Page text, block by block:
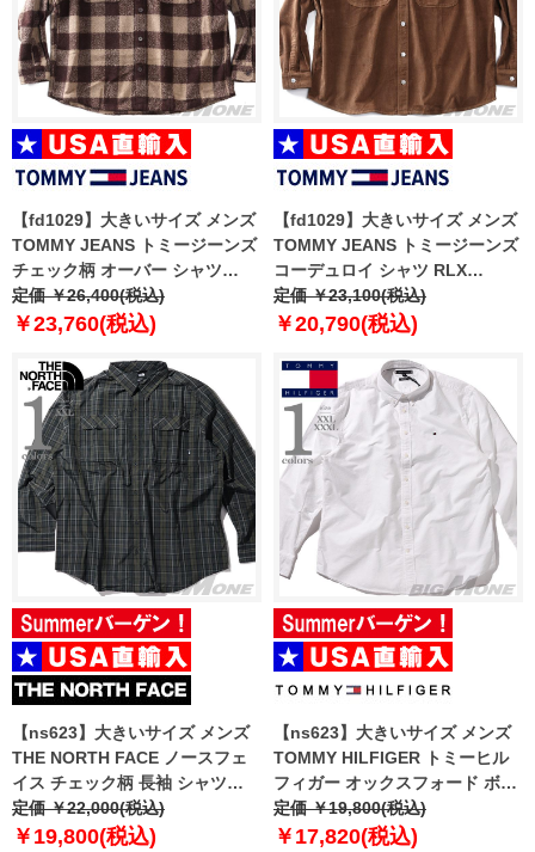
【fd1029】大きいサイズ メンズ
TOMMY JEANS トミージーンズ
チェック柄 オーバー シャツ
CHECK OVERSHIRT USA直輸入
dm0dm22013
定価 ￥26,400(税込)
￥23,760(税込)
【fd1029】大きいサイズ メンズ
TOMMY JEANS トミージーンズ
コーデュロイ シャツ RLX
WASHED CORD SHIRT USA直
輸入 dm0dm22016
定価 ￥23,100(税込)
￥20,790(税込)
【ns623】大きいサイズ メンズ
THE NORTH FACE ノースフェ
イス チェック柄 長袖 シャツ
USA直輸入 nf0a8bgk-97j
定価 ￥22,000(税込)
￥19,800(税込)
【ns623】大きいサイズ メンズ
TOMMY HILFIGER トミーヒル
フィガー オックスフォード ボタ
ンダウン シャツ USA直輸入
mw0mw35774
定価 ￥19,800(税込)
￥17,820(税込)